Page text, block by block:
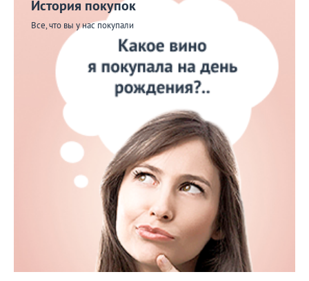
История покупок
Все, что вы у нас покупали